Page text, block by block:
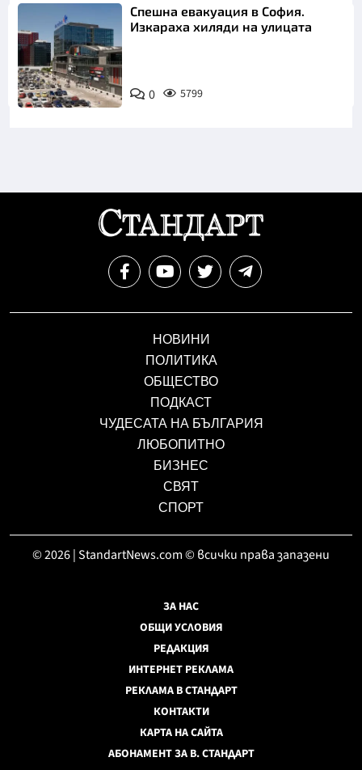
Спешна евакуация в София.
Изкараха хиляди на улицата
0 5799
НОВИНИ
ПОЛИТИКА
ОБЩЕСТВО
ПОДКАСТ
ЧУДЕСАТА НА БЪЛГАРИЯ
ЛЮБОПИТНО
БИЗНЕС
СВЯТ
СПОРТ
© 2026 | StandartNews.com © всички права запазени
ЗА НАС
ОБЩИ УСЛОВИЯ
РЕДАКЦИЯ
ИНТЕРНЕТ РЕКЛАМА
РЕКЛАМА В СТАНДАРТ
КОНТАКТИ
КАРТА НА САЙТА
АБОНАМЕНТ ЗА В. СТАНДАРТ